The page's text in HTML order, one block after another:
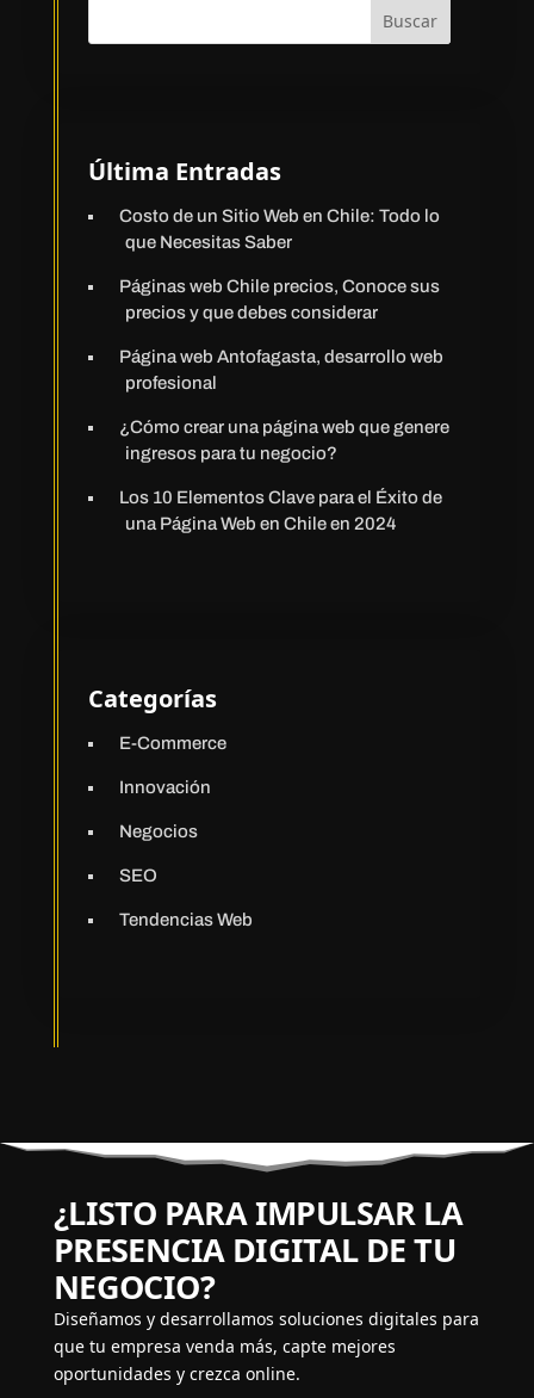
Buscar
Última Entradas
Costo de un Sitio Web en Chile: Todo lo
que Necesitas Saber
Páginas web Chile precios, Conoce sus
precios y que debes considerar
Página web Antofagasta, desarrollo web
profesional
¿Cómo crear una página web que genere
ingresos para tu negocio?
Los 10 Elementos Clave para el Éxito de
una Página Web en Chile en 2024
Categorías
E-Commerce
Innovación
Negocios
SEO
Tendencias Web
¿LISTO PARA IMPULSAR LA
PRESENCIA DIGITAL DE TU
NEGOCIO?
Diseñamos y desarrollamos soluciones digitales para
que tu empresa venda más, capte mejores
oportunidades y crezca online.